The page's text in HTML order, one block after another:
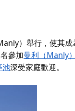
）舉行，使其成
參加曼利（Manly
池深受家庭歡迎。